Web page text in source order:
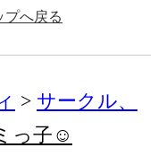
プへ戻る
サークル、
っ子☺